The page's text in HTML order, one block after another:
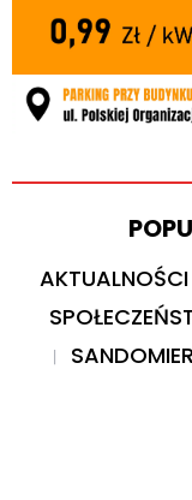
AKTUALNOŚCI